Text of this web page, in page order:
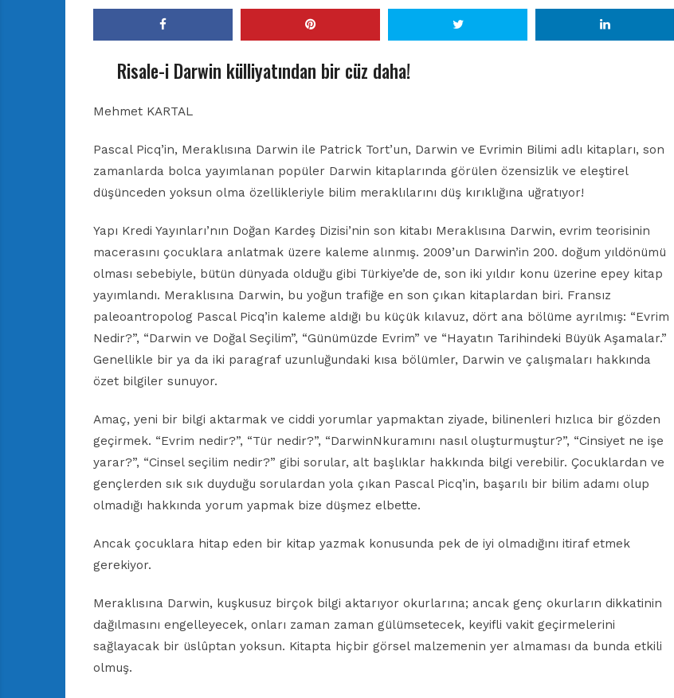
Risale-i Darwin külliyatından bir cüz daha!
Mehmet KARTAL
Pascal Picq’in, Meraklısına Darwin ile Patrick Tort’un, Darwin ve Evrimin Bilimi adlı kitapları, son
zamanlarda bolca yayımlanan popüler Darwin kitaplarında görülen özensizlik ve eleştirel
düşünceden yoksun olma özellikleriyle bilim meraklılarını düş kırıklığına uğratıyor!
Yapı Kredi Yayınları’nın Doğan Kardeş Dizisi’nin son kitabı Meraklısına Darwin, evrim teorisinin
macerasını çocuklara anlatmak üzere kaleme alınmış. 2009’un Darwin’in 200. doğum yıldönümü
olması sebebiyle, bütün dünyada olduğu gibi Türkiye’de de, son iki yıldır konu üzerine epey kitap
yayımlandı. Meraklısına Darwin, bu yoğun trafiğe en son çıkan kitaplardan biri. Fransız
paleoantropolog Pascal Picq’in kaleme aldığı bu küçük kılavuz, dört ana bölüme ayrılmış: “Evrim
Nedir?”, “Darwin ve Doğal Seçilim”, “Günümüzde Evrim” ve “Hayatın Tarihindeki Büyük Aşamalar.”
Genellikle bir ya da iki paragraf uzunluğundaki kısa bölümler, Darwin ve çalışmaları hakkında
özet bilgiler sunuyor.
Amaç, yeni bir bilgi aktarmak ve ciddi yorumlar yapmaktan ziyade, bilinenleri hızlıca bir gözden
geçirmek. “Evrim nedir?”, “Tür nedir?”, “DarwinNkuramını nasıl oluşturmuştur?”, “Cinsiyet ne işe
yarar?”, “Cinsel seçilim nedir?” gibi sorular, alt başlıklar hakkında bilgi verebilir. Çocuklardan ve
gençlerden sık sık duyduğu sorulardan yola çıkan Pascal Picq’in, başarılı bir bilim adamı olup
olmadığı hakkında yorum yapmak bize düşmez elbette.
Ancak çocuklara hitap eden bir kitap yazmak konusunda pek de iyi olmadığını itiraf etmek
gerekiyor.
Meraklısına Darwin, kuşkusuz birçok bilgi aktarıyor okurlarına; ancak genç okurların dikkatinin
dağılmasını engelleyecek, onları zaman zaman gülümsetecek, keyifli vakit geçirmelerini
sağlayacak bir üslûptan yoksun. Kitapta hiçbir görsel malzemenin yer almaması da bunda etkili
olmuş.